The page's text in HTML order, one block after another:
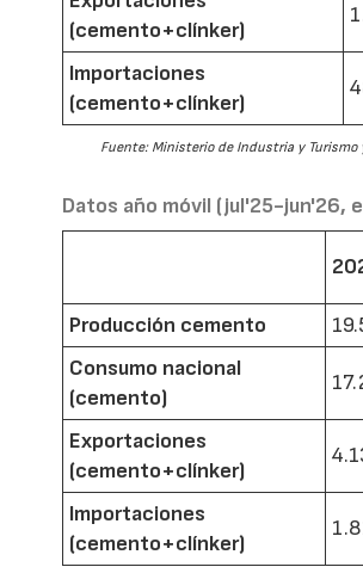
(cemento+clínker)
Importaciones
(cemento+clínker)
Fuente: Ministerio de Industria y Turismo
Datos año móvil (jul'25-jun'26,
Producción cemento
Consumo nacional
(cemento)
Exportaciones
(cemento+clínker)
Importaciones
(cemento+clínker)